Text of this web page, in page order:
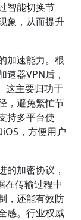
智能切换节
象，从而提升
加速能力。根
速器VPN后，
这主要归功于
，避免繁忙节
持多平台使
，方便用户
的加密协议，
传输过程中
，还能有效防
感。行业权威